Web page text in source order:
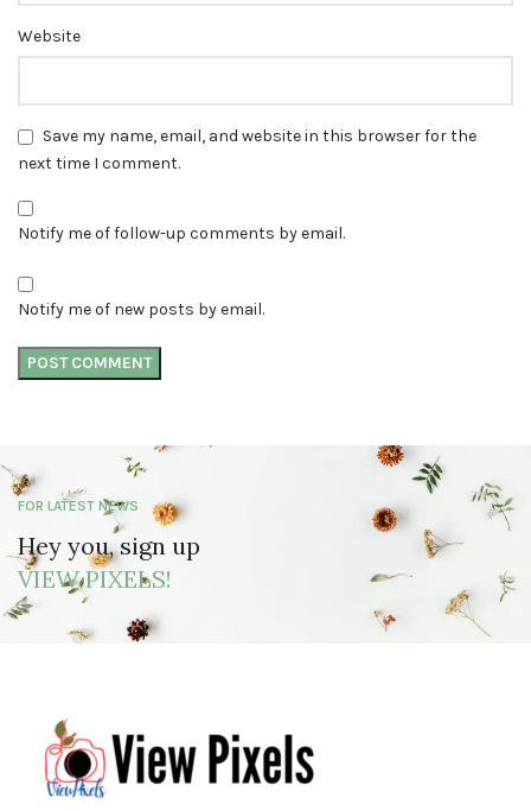
Website
Save my name, email, and website in this browser for the
next time I comment.
Notify me of follow-up comments by email.
Notify me of new posts by email.
FOR LATEST NEWS
Hey you, sign up
VIEW PIXELS!